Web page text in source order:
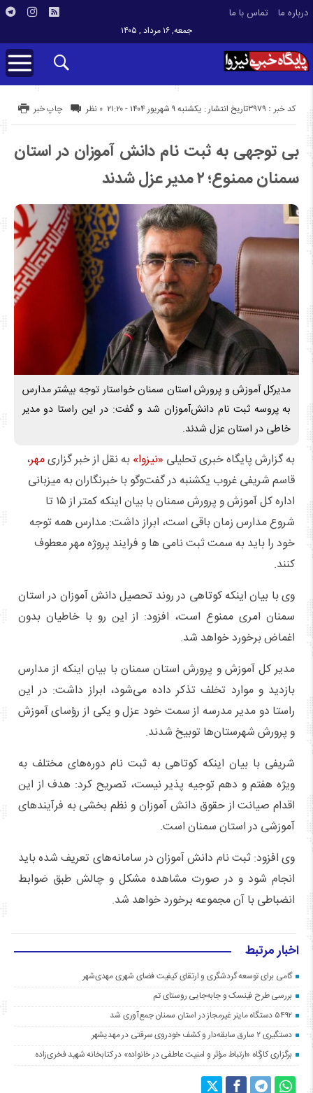
درباره ما تماس با ما
جمعه, ۱۶ مرداد , ۱۴۰۵
تاریخ انتشار : یکشنبه ۹ شهریور ۱۴۰۴ - ۲۱:۲۰ کد خبر : 3979 چاپ خبر ۰ نظر
بی توجهی به ثبت نام دانش آموزان در استان
سمنان ممنوع؛ ۲ مدیر عزل شدند
مدیرکل آموزش و پرورش استان سمنان خواستار توجه بیشتر مدارس
به پروسه ثبت نام دانش‌آموزان شد و گفت: در این راستا دو مدیر
خاطی در استان عزل شدند.
به گزارش پایگاه خبری تحلیلی «نیزوا»به نقل از خبر گزاریمهر،
قاسم شریفی غروب یکشنبه در گفت‌وگو با خبرنگاران به میزبانی
اداره کل آموزش و پرورش سمنان با بیان اینکه کمتر از ۱۵ تا
شروع مدارس زمان باقی است، ابراز داشت: مدارس همه توجه
خود را باید به سمت ثبت نامی ها و فرایند پروژه مهر معطوف
کنند.
وی با بیان اینکه کوتاهی در روند تحصیل دانش آموزان در استان
سمنان امری ممنوع است، افزود: از این رو با خاطیان بدون
اغماض برخورد خواهد شد.
مدیر کل آموزش و پرورش استان سمنان با بیان اینکه از مدارس
بازدید و موارد تخلف تذکر داده می‌شود، ابراز داشت: در این
راستا دو مدیر مدرسه از سمت خود عزل و یکی از رؤسای آموزش
و پرورش شهرستان‌ها توبیخ شدند.
شریفی با بیان اینکه کوتاهی به ثبت نام دوره‌های مختلف به
ویژه هفتم و دهم توجیه پذیر نیست، تصریح کرد: هدف از این
اقدام صیانت از حقوق دانش آموزان و نظم بخشی به فرآیندهای
آموزشی در استان سمنان است.
وی افزود: ثبت نام دانش آموزان در سامانه‌های تعریف شده باید
انجام شود و در صورت مشاهده مشکل و چالش طبق ضوابط
انضباطی با آن مجموعه برخورد خواهد شد.
اخبار مرتبط
گامی برای توسعه گردشگری و ارتقای کیفیت فضای شهری مهدی‌شهر
بررسی طرح فینسک و جابه‌جایی روستای تم
۵۴۹۲ دستگاه ماینر غیرمجاز در استان سمنان جمع‌آوری شد
دستگیری ۲ سارق سابقه‌دار و کشف خودروی سرقتی در مهدیشهر
برگزاری کارگاه «ارتباط مؤثر و امنیت عاطفی در خانواده» در کتابخانه شهید فخری‌زاده